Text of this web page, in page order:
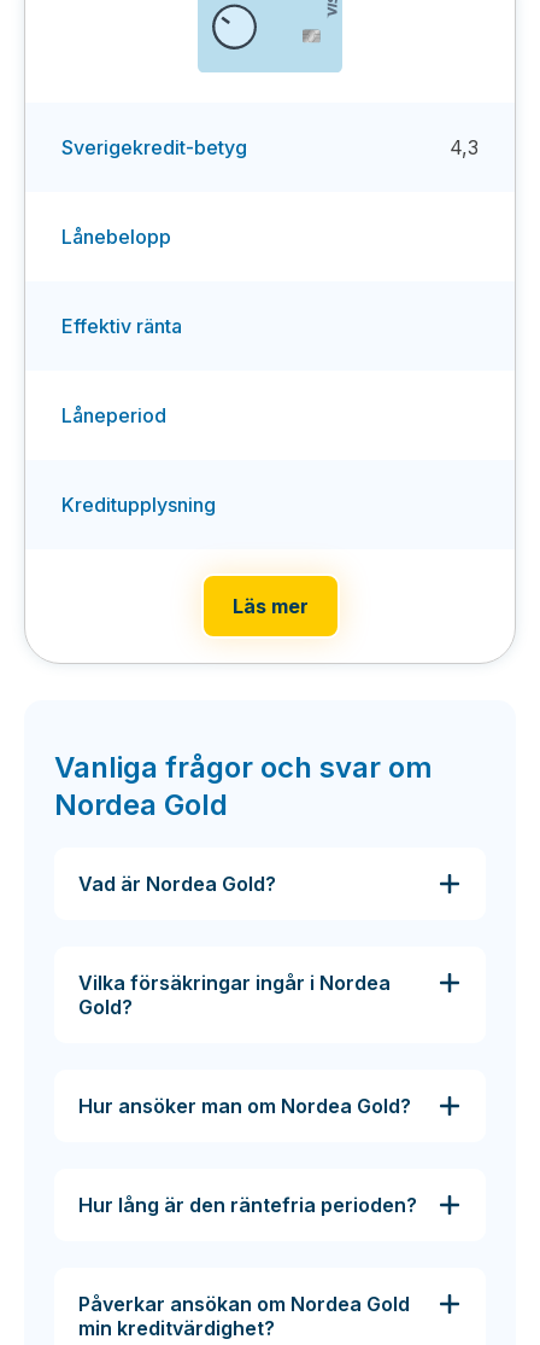
Sverigekredit-betyg 4,3
Lånebelopp
Effektiv ränta
Låneperiod
Kreditupplysning
Läs mer
Vanliga frågor och svar om
Nordea Gold
Vad är Nordea Gold?
Vilka försäkringar ingår i Nordea
Gold?
Hur ansöker man om Nordea Gold?
Hur lång är den räntefria perioden?
Påverkar ansökan om Nordea Gold
min kreditvärdighet?